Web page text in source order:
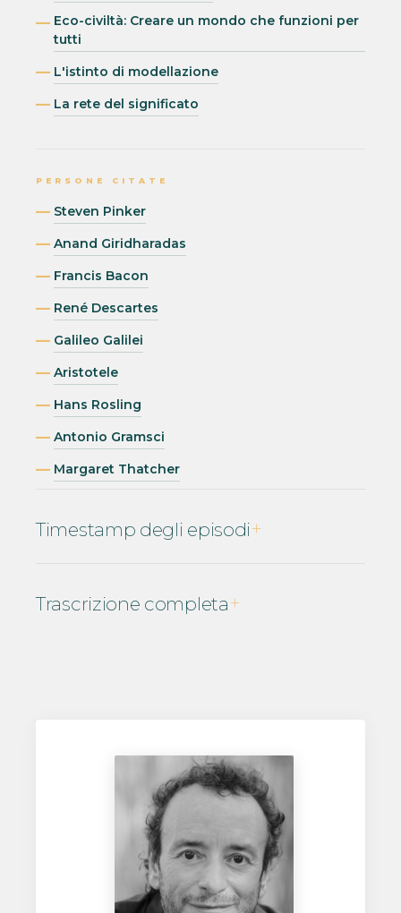
Eco-civiltà: Creare un mondo che funzioni per
tutti
L'istinto di modellazione
La rete del significato
PERSONE CITATE
Steven Pinker
Anand Giridharadas
Francis Bacon
René Descartes
Galileo Galilei
Aristotele
Hans Rosling
Antonio Gramsci
Margaret Thatcher
Timestamp degli episodi
Trascrizione completa